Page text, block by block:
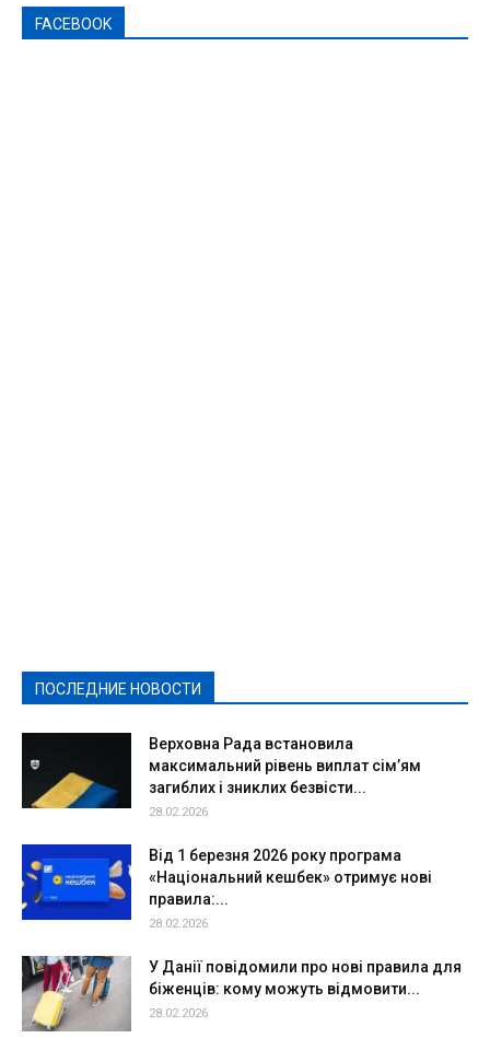
FACEBOOK
ПОСЛЕДНИЕ НОВОСТИ
Верховна Рада встановила
максимальний рівень виплат сім’ям
загиблих і зниклих безвісти...
28.02.2026
Від 1 березня 2026 року програма
«Національний кешбек» отримує нові
правила:...
28.02.2026
У Данії повідомили про нові правила для
біженців: кому можуть відмовити...
28.02.2026